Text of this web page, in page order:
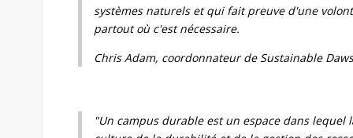
systèmes naturels et qui fait preuve d'une
partout où c'est nécessaire.
Chris Adam, coordonnateur de Sustainable
"Un campus durable est un espace dans